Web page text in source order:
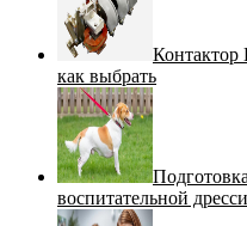
как выбрать
воспитательной